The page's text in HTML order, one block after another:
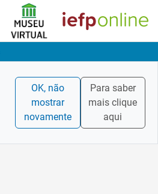
OK, não
mostrar
novamente
Para saber
mais clique
aqui